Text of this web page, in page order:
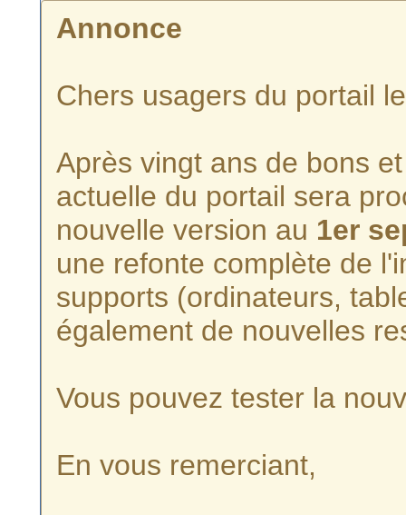
Annonce
Chers usagers du portail
Après vingt ans de bons
actuelle du portail sera
nouvelle version au 1er
une refonte complète de
supports (ordinateurs,
également de nouvelles
Vous pouvez tester la
En vous remerciant,